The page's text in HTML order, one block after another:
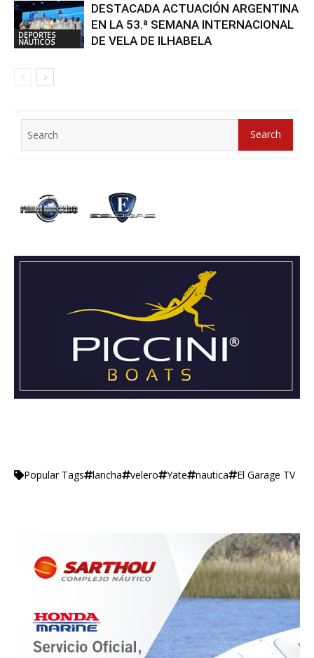
DEPORTES
NÁUTICOS
DESTACADA ACTUACIÓN ARGENTINA
EN LA 53.ª SEMANA INTERNACIONAL
DE VELA DE ILHABELA
for:
Search
Popular Tags lancha velero Yate nautica El Garage TV